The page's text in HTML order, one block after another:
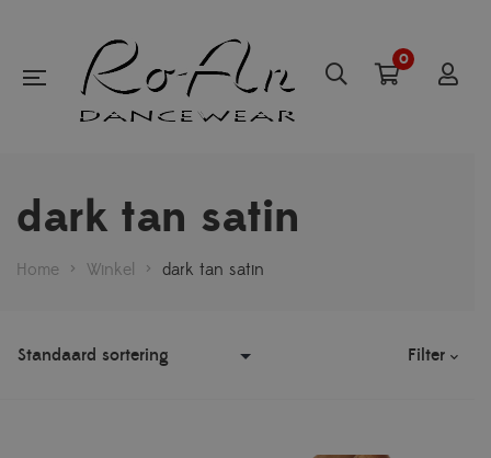
0
dark tan satin
Home > Winkel > dark tan satin
Filter